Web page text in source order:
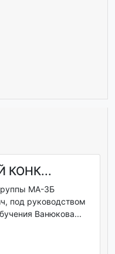
КОНК...
МА-3Б
под руководством
Ванюкова...